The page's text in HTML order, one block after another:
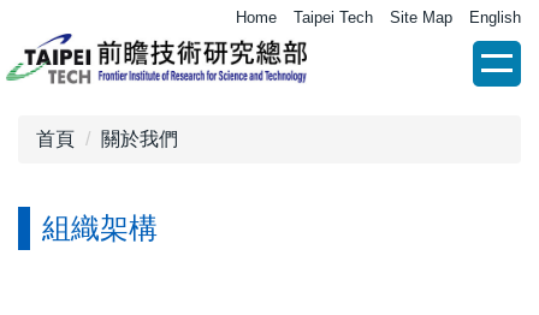
到
主
Home Taipei Tech Site Map English
首頁 關於我們
組織架構